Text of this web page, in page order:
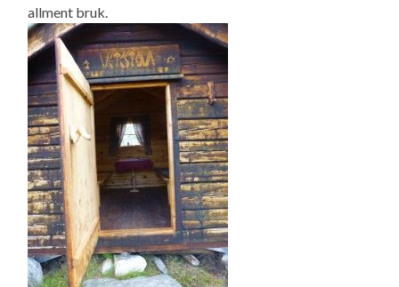
allment bruk.